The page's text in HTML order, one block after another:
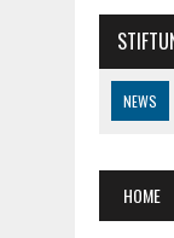
NEWS
7.
HOME